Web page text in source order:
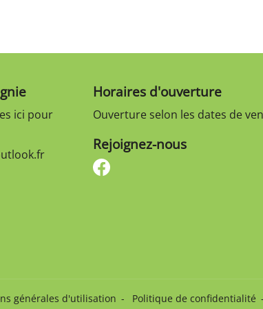
ici pour
Horaires d'ouverture
Ouverture selon les dates de
Rejoignez-nous
générales d'utilisation Politique de confidentialité